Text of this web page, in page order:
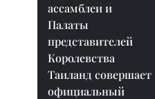
ассамблеи и
Палаты
представителей
Королевства
Таиланд совершает
официальный